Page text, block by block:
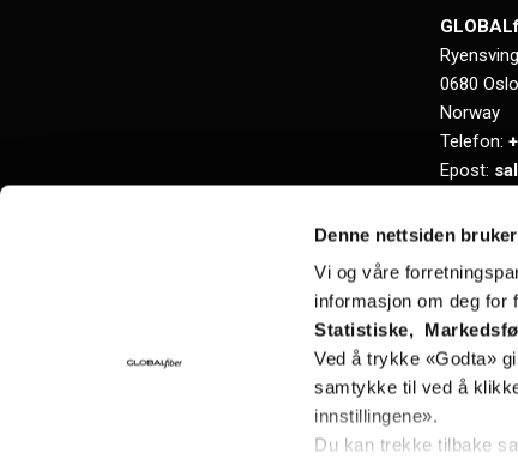
Denne nettsiden
Vi og våre
informasjon om deg for
Statistiske,
Ved å trykke «Godta»
samtykke til ved å
innstillingene».
Du kan trekke tilbake
0680 Oslo
Norway
Telefon:
Epost:
Org.nr.: